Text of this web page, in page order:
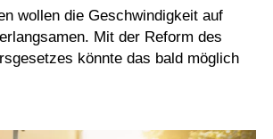
wollen die Geschwindigkeit auf
Mit der Reform des
könnte das bald möglich